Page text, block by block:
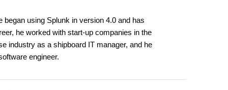
using Splunk in version 4.0 and has
he worked with start-up companies in the
industry as a shipboard IT manager, and he
engineer.